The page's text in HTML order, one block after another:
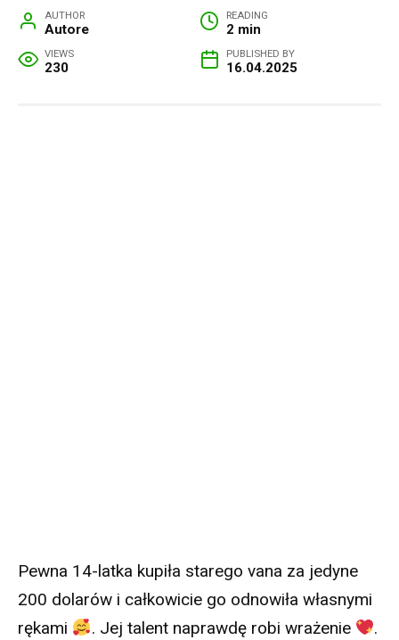
AUTHOR
Autore
READING
2 min
VIEWS
230
PUBLISHED BY
16.04.2025
Pewna 14-latka kupiła starego vana za jedyne
200 dolarów i całkowicie go odnowiła własnymi
rękami
. Jej talent naprawdę robi wrażenie
.